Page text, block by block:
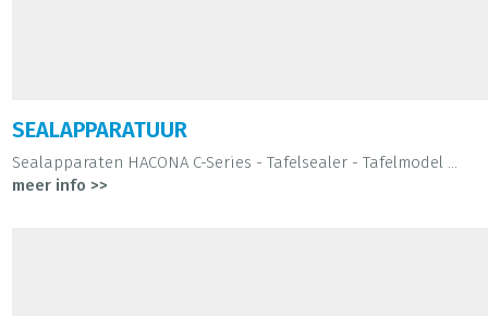
SEALAPPARATUUR
Sealapparaten HACONA C-Series - Tafelsealer - Tafelmodel ...
meer info >>